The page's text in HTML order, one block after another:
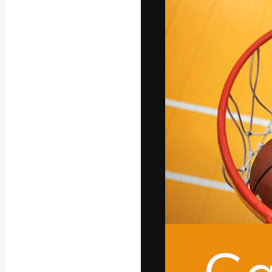
La
migliori lavori.
creativi,
Italiano
Copyright © 2010-